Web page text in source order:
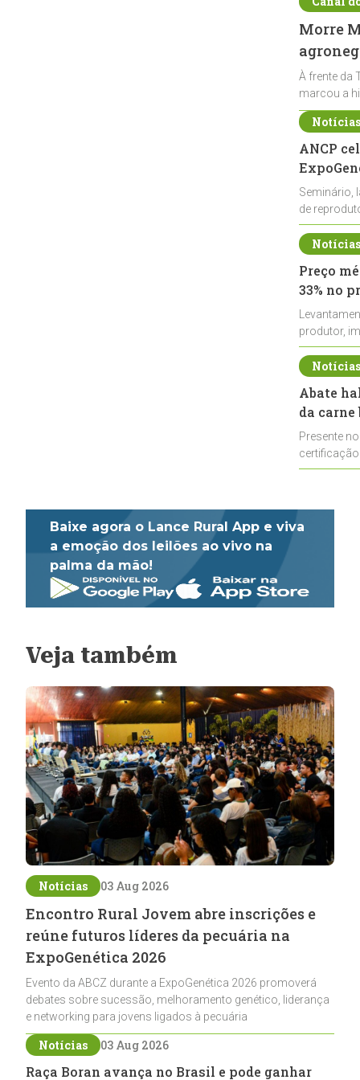
Morre
À frente da
marcou a
ANCP
Seminário,
de
durante a
Preço
33% no
produtor,
de leite cru
Abate
da
Presente
Baixe agora o Lance Rural App e viva
a emoção dos leilões ao vivo na
palma da mão!
Veja também
Notícias 03 Aug 2026
Encontro Rural Jovem abre inscrições e
reúne futuros líderes da pecuária na
ExpoGenética 2026
Evento da ABCZ durante a ExpoGenética 2026 promoverá
debates sobre sucessão, melhoramento genético, liderança
e networking para jovens ligados à pecuária
Notícias 03 Aug 2026
Raça Boran avança no Brasil e pode ganhar